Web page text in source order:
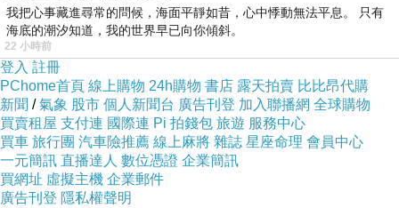
我把心事藏進尋常的問候，海面平靜如昔，心中悸動無法平息。 只有
海底的潮汐知道，我的世界早已向你傾斜。
22 小時前
登入 註冊
PChome首頁 線上購物 24h購物 書店 露天拍賣 比比昂代購
新聞 /氣象 股市 個人新聞台 廣告刊登 加入聯播網 全球購物
買賣租屋 支付連 國際連 Pi 拍錢包 旅遊 服務中心
買車 旅行團 汽車險推薦 線上麻將 雜誌 星座命理 會員中心
一元簡訊 直播達人 數位憑證 企業簡訊
買網址 虛擬主機 企業郵件
廣告刊登 隱私權聲明